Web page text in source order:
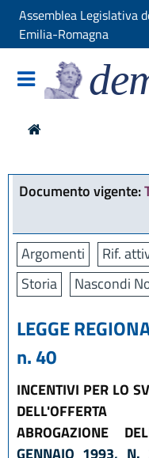
Assemblea Legislativa
Emilia-Romagna
Documento vigente:
Argomenti Rif.
Storia
Nascondi
LEGGE
n. 40
INCENTIVI PER LO
DELL'OFFERTA
ABROGAZIONE
GENNAIO 1993, N.